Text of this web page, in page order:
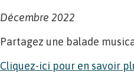
Décembre 2022
Partagez une balade
Cliquez-ici pour en savoir